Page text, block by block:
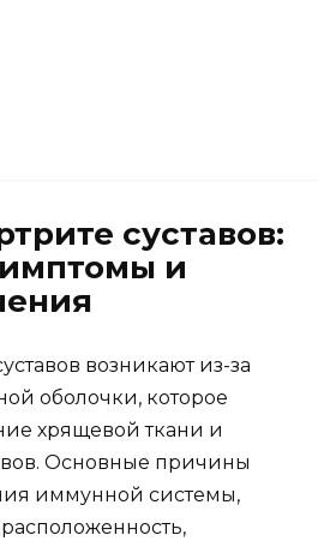
суставов:
и
возникают из-за
оболочки, которое
хрящевой ткани и
Основные причины
иммунной системы,